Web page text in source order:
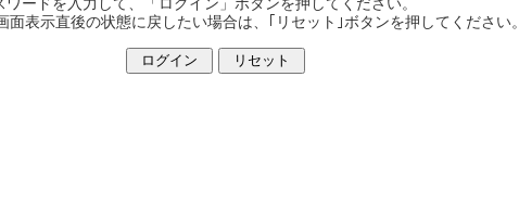
面表示直後の状態に戻したい場合は、｢リセット｣ボタンを押してください。